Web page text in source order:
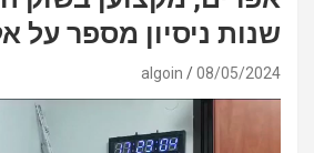
שנות ניסיון מספר על
08/05/2024
algoin